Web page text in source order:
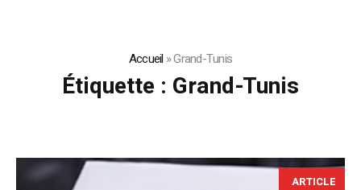
Accueil »Grand-Tunis
Étiquette : Grand-Tunis
ARTICLE